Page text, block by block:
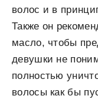
волос и в
Также он
масло, чтобы
девушки не
полностью
волосы как бы